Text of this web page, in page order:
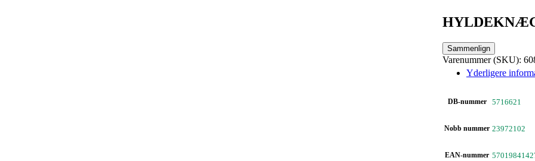
Sammenlign
Varenummer (SKU):
Yderligere
DB-nummer 5716621
Nobb nummer 23972102
EAN-nummer